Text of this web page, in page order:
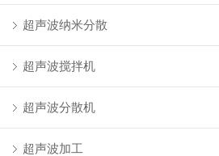
超声波纳米分散
超声波搅拌机
超声波分散机
超声波加工